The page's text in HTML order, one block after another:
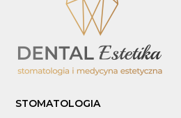
STOMATOLOGIA